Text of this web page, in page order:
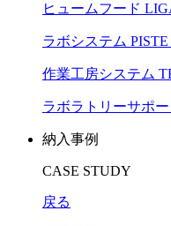
ヒュームフード
ラボシステム
作業工房システム
ラボラトリーサポ
納入事例
CASE STUDY
戻る